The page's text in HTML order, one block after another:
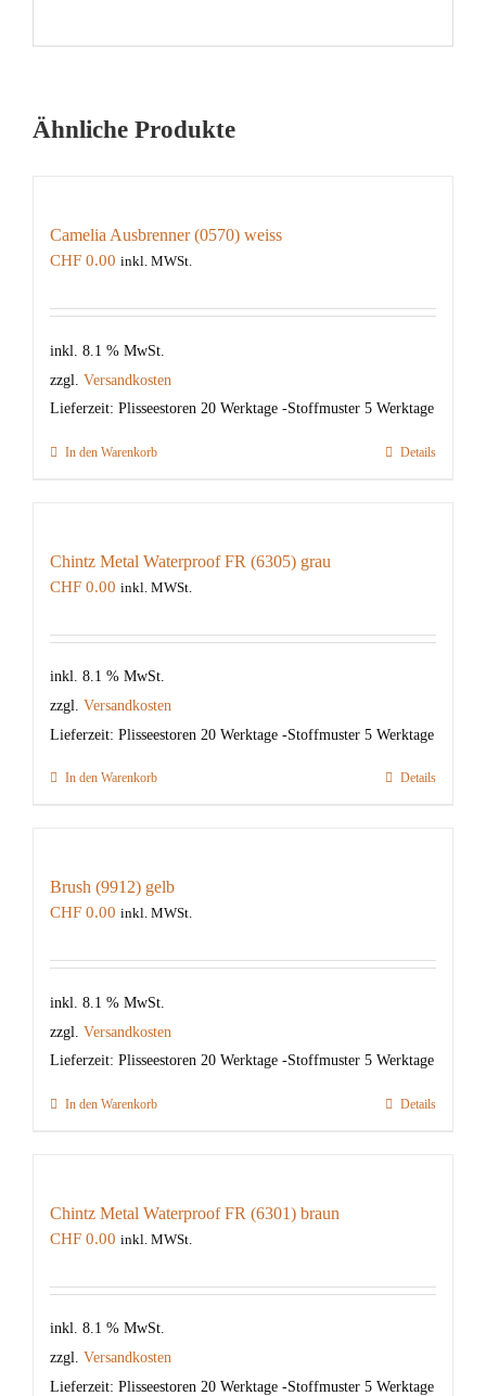
Ähnliche Produkte
Camelia Ausbrenner (0570) weiss
CHF 0.00 inkl. MWSt.
inkl. 8.1 % MwSt.
zzgl. Versandkosten
Lieferzeit: Plisseestoren 20 Werktage -Stoffmuster 5 Werktage
In den Warenkorb Details
Chintz Metal Waterproof FR (6305) grau
CHF 0.00 inkl. MWSt.
inkl. 8.1 % MwSt.
zzgl. Versandkosten
Lieferzeit: Plisseestoren 20 Werktage -Stoffmuster 5 Werktage
In den Warenkorb Details
Brush (9912) gelb
CHF 0.00 inkl. MWSt.
inkl. 8.1 % MwSt.
zzgl. Versandkosten
Lieferzeit: Plisseestoren 20 Werktage -Stoffmuster 5 Werktage
In den Warenkorb Details
Chintz Metal Waterproof FR (6301) braun
CHF 0.00 inkl. MWSt.
inkl. 8.1 % MwSt.
zzgl. Versandkosten
Lieferzeit: Plisseestoren 20 Werktage -Stoffmuster 5 Werktage